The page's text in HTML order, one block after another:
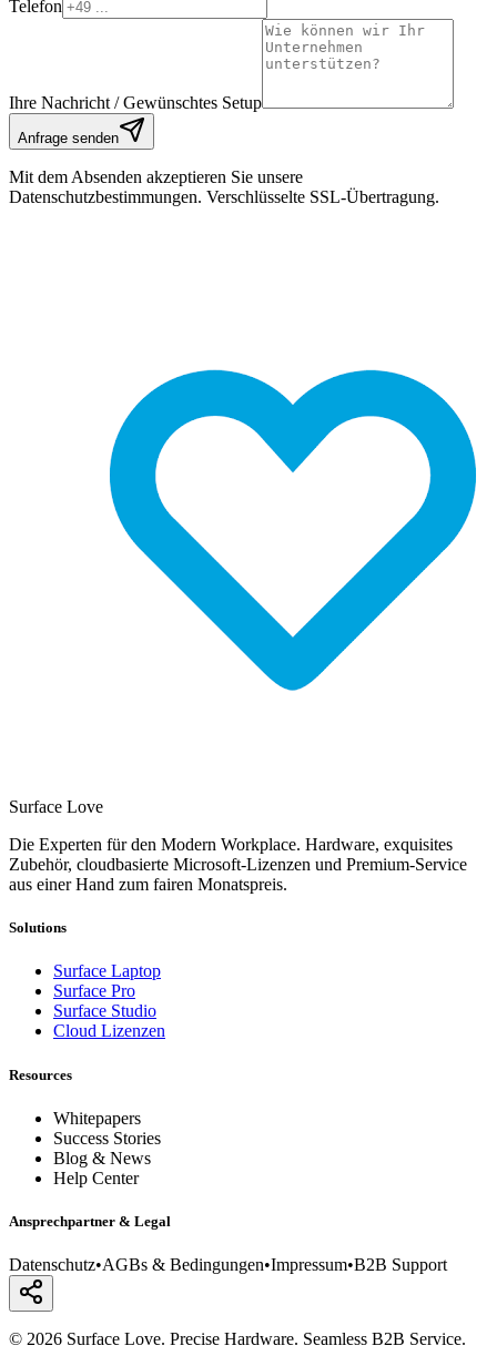
Telefon
Ihre Nachricht / Gewünschtes Setup
Anfrage senden
Mit dem Absenden akzeptieren Sie unsere
Datenschutzbestimmungen. Verschlüsselte SSL-Übertragung.
Surface Love
Die Experten für den Modern Workplace. Hardware, exquisites
Zubehör, cloudbasierte Microsoft-Lizenzen und Premium-Service
aus einer Hand zum fairen Monatspreis.
Solutions
Surface Laptop
Surface Pro
Surface Studio
Cloud Lizenzen
Resources
Whitepapers
Success Stories
Blog & News
Help Center
Ansprechpartner & Legal
Datenschutz•AGBs & Bedingungen•Impressum•B2B Support
© 2026 Surface Love. Precise Hardware. Seamless B2B Service.